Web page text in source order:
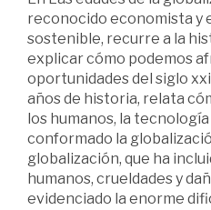
reconocido economista y
sostenible, recurre a la
explicar cómo podemos
oportunidades del siglo
años de historia, relata
los humanos, la
conformado la
globalización, que ha
humanos, crueldades y
evidenciado la enorme